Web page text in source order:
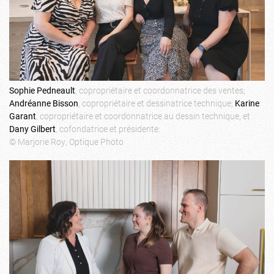
Sophie Pedneault, copropriétaire et coordonnatrice des ventes;
Andréanne Bisson, copropriétaire et dessinatrice technique;Karine
Garant, copropriétaire et coordonnatrice au dessin technique, et
Dany Gilbert, cofondatrice et présidente.
© Marjorie Roy, Optique Photo